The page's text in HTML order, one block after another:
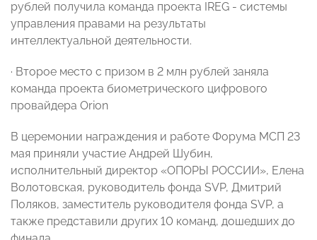
рублей получила команда проекта IREG - системы
управления правами на результаты
интеллектуальной деятельности.
· Второе место с призом в 2 млн рублей заняла
команда проекта биометрического цифрового
провайдера Orion
В церемонии награждения и работе Форума МСП 23
мая приняли участие Андрей Шубин,
исполнительный директор «ОПОРЫ РОССИИ», Елена
Волотовская, руководитель фонда SVP, Дмитрий
Поляков, заместитель руководителя фонда SVP, а
также представили других 10 команд, дошедших до